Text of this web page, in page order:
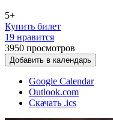
5+
Купить билет
19 нравится
3950 просмотров
Добавить в календарь
Google Calendar
Outlook.com
Скачать .ics